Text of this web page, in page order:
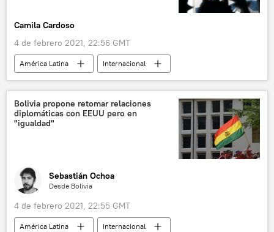
Camila Cardoso
4 de febrero 2021, 22:56 GMT
América Latina
Internacional
Frente Amplio
Uruguay noticias
Bolivia propone retomar relaciones
diplomáticas con EEUU pero en
"igualdad"
Sebastián Ochoa
Desde Bolivia
4 de febrero 2021, 22:55 GMT
América Latina Internacional